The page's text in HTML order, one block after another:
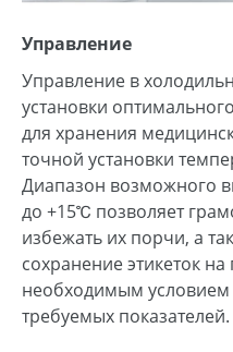
Управление
Управление в
установки
для хранения
точной установки
Диапазон возможного
до +15℃ позволяет
избежать их порчи, а
сохранение этикеток на
необходимым
требуемых показателей.